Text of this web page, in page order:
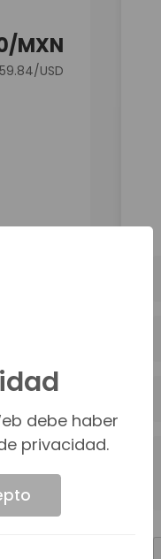
MXN
USD
debe haber
privacidad.